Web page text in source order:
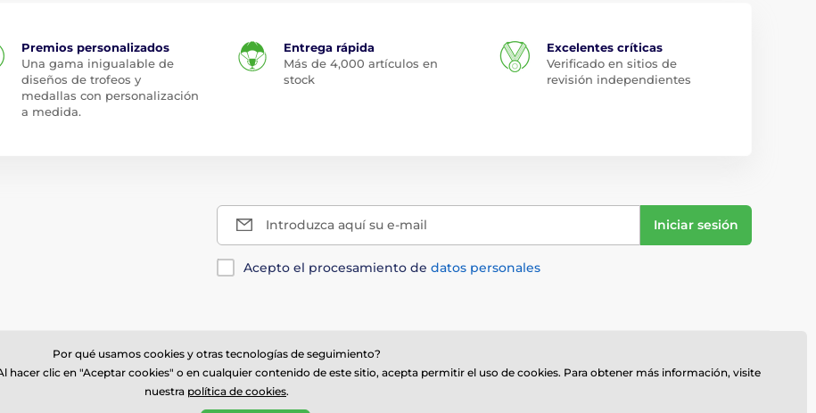
Premios personalizados
Una gama inigualable de
diseños de trofeos y
medallas con personalización
a medida.
Entrega rápida
Más de 4,000 artículos en
stock
Excelentes críticas
Verificado en sitios de
revisión independientes
Introduzca aquí su e-mail Iniciar sesión
Acepto el procesamiento de datos personales
Acerca de su pedido
Información de entrega
Por qué usamos cookies y otras tecnologías de seguimiento?
hacer clic en "Aceptar cookies" o en cualquier contenido de este sitio, acepta permitir el uso de cookies. Para obtener más información, visite
nuestra política de cookies.